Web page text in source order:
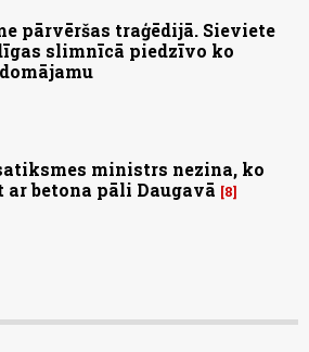
pārvēršas traģēdijā. Sieviete
slimnīcā piedzīvo ko
ministrs nezina, ko
ar betona pāli Daugavā
8